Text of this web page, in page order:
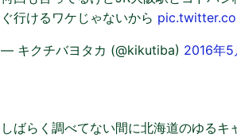
ぐ行けるワケじゃないから
— キクチバヨタカ (@kikutiba) 2016年5
しばらく調べてない間に北海道のゆるキ